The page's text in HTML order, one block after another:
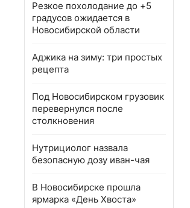
Резкое похолодание до +5
градусов ожидается в
Новосибирской области
Аджика на зиму: три простых
рецепта
Под Новосибирском грузовик
перевернулся после
столкновения
Нутрициолог назвала
безопасную дозу иван-чая
В Новосибирске прошла
ярмарка «День Хвоста»